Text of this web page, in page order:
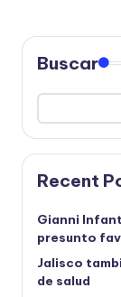
Buscar
Recent
Gianni
presunto
Jalisco
de salud